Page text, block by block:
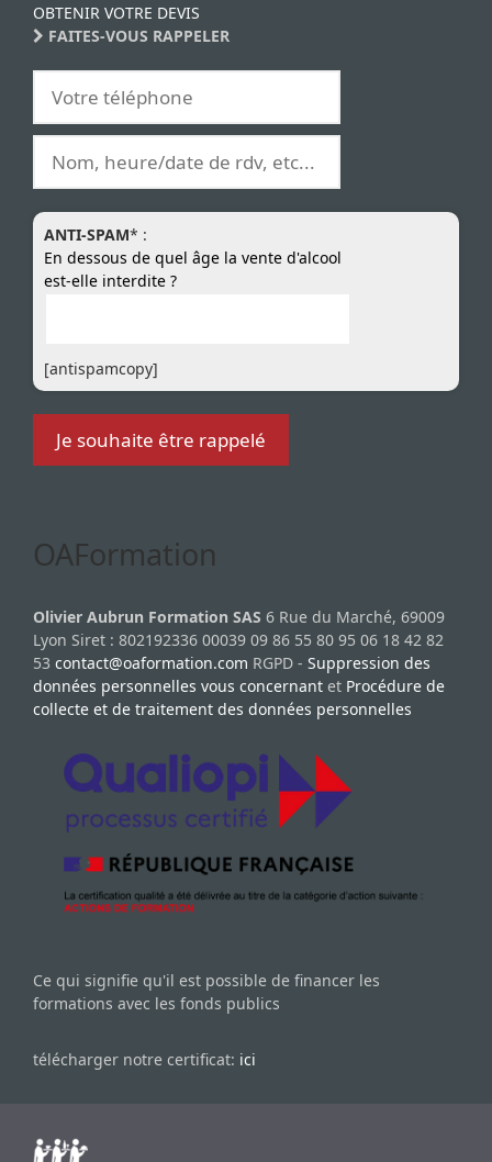
OBTENIR VOTRE DEVIS
FAITES-VOUS RAPPELER
ANTI-SPAM* :
En dessous de quel âge la vente d'alcool
est-elle interdite ?
[antispamcopy]
OAFormation
Olivier Aubrun Formation SAS 6 Rue du Marché, 69009
Lyon Siret : 802192336 00039 09 86 55 80 95 06 18 42 82
53 contact@oaformation.com RGPD - Suppression des
données personnelles vous concernant et Procédure de
collecte et de traitement des données personnelles
Ce qui signifie qu'il est possible de financer les
formations avec les fonds publics
télécharger notre certificat: ici